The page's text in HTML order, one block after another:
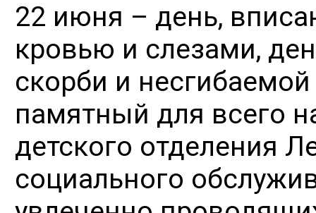
22 июня – день,
кровью и слезами,
скорби и
памятный для всего
детского отделения
социального